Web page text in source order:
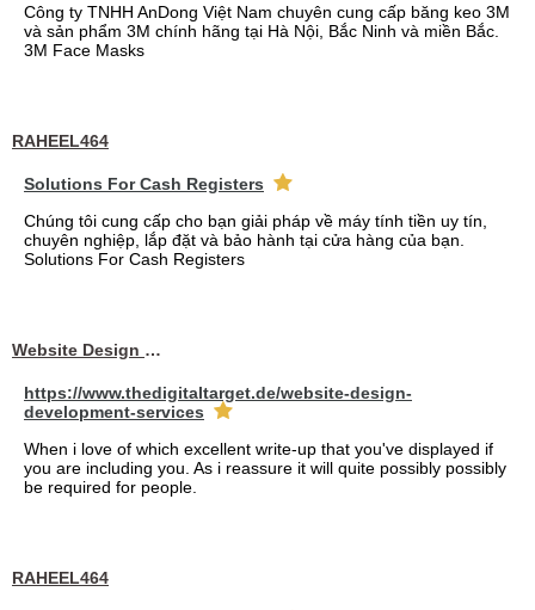
Công ty TNHH AnDong Việt Nam chuyên cung cấp băng keo 3M
và sản phẩm 3M chính hãng tại Hà Nội, Bắc Ninh và miền Bắc.
3M Face Masks
RAHEEL464
Solutions For Cash Registers
Chúng tôi cung cấp cho bạn giải pháp về máy tính tiền uy tín,
chuyên nghiệp, lắp đặt và bảo hành tại cửa hàng của bạn.
Solutions For Cash Registers
Website Design Services berin
https://www.thedigitaltarget.de/website-design-
development-services
When i love of which excellent write-up that you've displayed if
you are including you. As i reassure it will quite possibly possibly
be required for people.
RAHEEL464